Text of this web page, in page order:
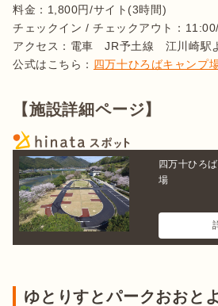
料金：1,800円/サイト(3時間)
チェックイン / チェックアウト：
アクセス：電車　JR予土線　江川崎駅
公式はこちら： 四万十ひろばキャンプ
【施設詳細ページ】
四万十ひろ
場
ゆとりすとパークおおとよ